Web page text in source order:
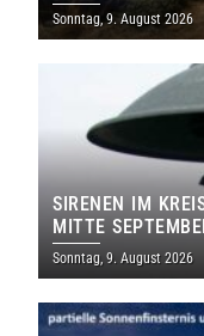
Sonntag, 9. August 2026
SIRENEN IM
MITTE
Sonntag, 9. August 2026